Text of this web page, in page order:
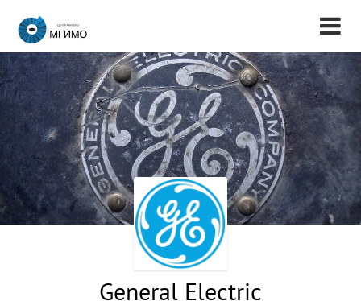
General Electric